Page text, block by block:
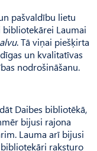
pašvaldību lietu
bibliotekārei Laumai
. Tā viņai piešķirta
un kvalitatīvas
nodrošināšanu.
Daibes bibliotēkā,
bijusi rajona
Lauma arī bijusi
raksturo